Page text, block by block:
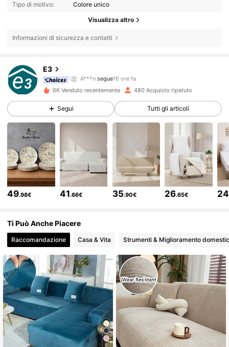
Tipo di motivo: Colore unico
Visualizza altro
Informazioni di sicurezza e contatti
E3
3***1sta navigando
4.60
248 Follower
4.60 248 Follower
248 Follower
4.60 248 Follower
4.60
4.60 248 Follower
4.60 248 Follower
248 Follower
6K Venduto recentemente 480 Acquisto ripetuto
Segui Tutti gli articoli
49.98€ 41.66€ 35.90€ 26.65€ 24
Ti Può Anche Piacere
Raccomandazione Casa & Vita Strumenti & Miglioramento
8